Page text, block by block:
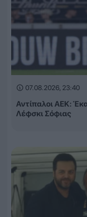
07.08.2026, 23:40
Αντίπαλοι ΑΕΚ:
Λέφσκι Σόφιας